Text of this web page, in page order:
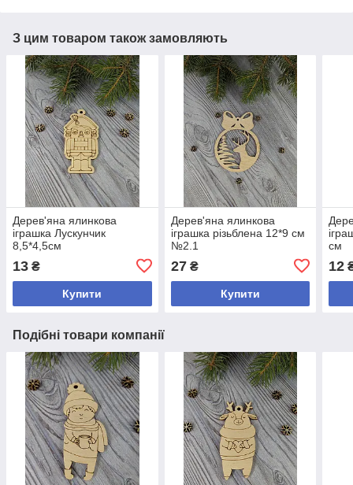
З цим товаром також замовляють
Дерев'яна ялинкова
іграшка Лускунчик
8,5*4,5см
13 ₴
Купити
Дерев'яна ялинкова
іграшка різьблена 12*9 см
№2.1
27₴
Купити
см
12
Подібні товари компанії